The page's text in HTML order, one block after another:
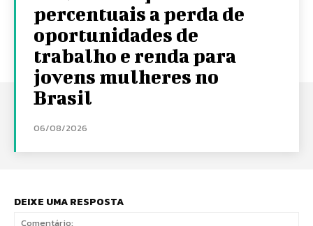
percentuais a perda de
oportunidades de
trabalho e renda para
jovens mulheres no
Brasil
06/08/2026
DEIXE UMA RESPOSTA